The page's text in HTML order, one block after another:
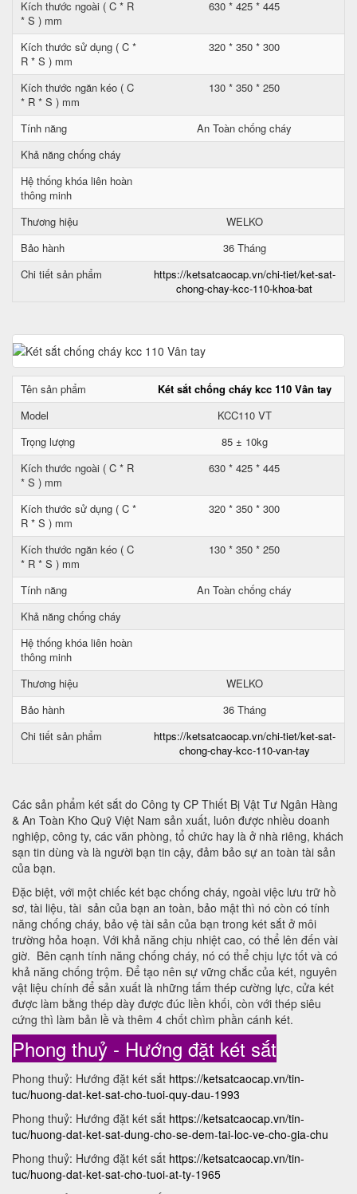
Kích thước ngoài ( C * R
* S ) mm
630 * 425 * 445
Kích thước sử dụng ( C *
R * S ) mm
320 * 350 * 300
Kích thước ngăn kéo ( C
* R * S ) mm
130 * 350 * 250
Tính năng
An Toàn chống cháy
Khả năng chống cháy
Hệ thống khóa liên hoàn
thông minh
Thương hiệu
WELKO
Bảo hành
36 Tháng
Chi tiết sản phẩm
https://ketsatcaocap.vn/chi-tiet/ket-sat-
chong-chay-kcc-110-khoa-bat
Tên sản phẩm
Két sắt chống cháy kcc 110 Vân tay
Model
KCC110 VT
Trọng lượng
85 ± 10kg
Kích thước ngoài ( C * R
* S ) mm
630 * 425 * 445
Kích thước sử dụng ( C *
R * S ) mm
320 * 350 * 300
Kích thước ngăn kéo ( C
* R * S ) mm
130 * 350 * 250
Tính năng
An Toàn chống cháy
Khả năng chống cháy
Hệ thống khóa liên hoàn
thông minh
Thương hiệu
WELKO
Bảo hành
36 Tháng
Chi tiết sản phẩm
https://ketsatcaocap.vn/chi-tiet/ket-sat-
chong-chay-kcc-110-van-tay
Các sản phẩm két sắt do Công ty CP Thiết Bị Vật Tư Ngân Hàng
& An Toàn Kho Quỹ Việt Nam sản xuất, luôn được nhiều doanh
nghiệp, công ty, các văn phòng, tổ chức hay là ở nhà riêng, khách
sạn tin dùng và là người bạn tin cậy, đảm bảo sự an toàn tài sản
của bạn.
Đặc biệt, với một chiếc két bạc chống cháy, ngoài việc lưu trữ hồ
sơ, tài liệu, tài sản của bạn an toàn, bảo mật thì nó còn có tính
năng chống cháy, bảo vệ tài sản của bạn trong két sắt ở môi
trường hỏa hoạn. Với khả năng chịu nhiệt cao, có thể lên đến vài
giờ. Bên cạnh tính năng chống cháy, nó có thể chịu lực tốt và có
khả năng chống trộm. Để tạo nên sự vững chắc của két, nguyên
vật liệu chính để sản xuất là những tấm thép cường lực, cửa két
được làm bằng thép dày được đúc liền khối, còn với thép siêu
cứng thì làm bản lề và thêm 4 chốt chìm phần cánh két.
Phong thuỷ - Hướng đặt két sắt
Phong thuỷ: Hướng đặt két sắt https://ketsatcaocap.vn/tin-
tuc/huong-dat-ket-sat-cho-tuoi-quy-dau-1993
Phong thuỷ: Hướng đặt két sắt https://ketsatcaocap.vn/tin-
tuc/huong-dat-ket-sat-dung-cho-se-dem-tai-loc-ve-cho-gia-chu
Phong thuỷ: Hướng đặt két sắt https://ketsatcaocap.vn/tin-
tuc/huong-dat-ket-sat-cho-tuoi-at-ty-1965